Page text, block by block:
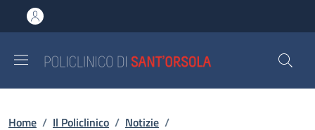
al contenuto principale
to footer content
Briciole di pane
Home / Il Policlinico / Notizie /